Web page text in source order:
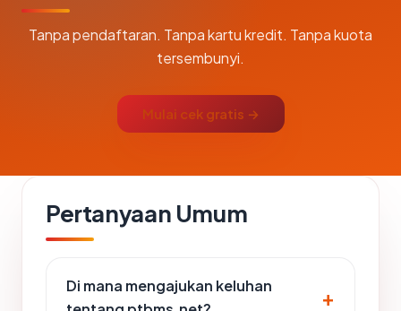
Tanpa pendaftaran. Tanpa kartu kredit. Tanpa kuota
tersembunyi.
Mulai cek gratis →
Pertanyaan Umum
Di mana mengajukan keluhan